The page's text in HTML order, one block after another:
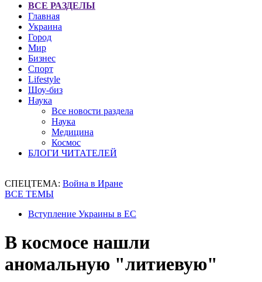
ВСЕ РАЗДЕЛЫ
Главная
Украина
Город
Мир
Бизнес
Спорт
Lifestyle
Шоу-биз
Наука
Все новости раздела
Наука
Медицина
Космос
БЛОГИ ЧИТАТЕЛЕЙ
СПЕЦТЕМА: Война в Иране
ВСЕ ТЕМЫ
Вступление Украины в ЕС
В космосе нашли
аномальную "литиевую"